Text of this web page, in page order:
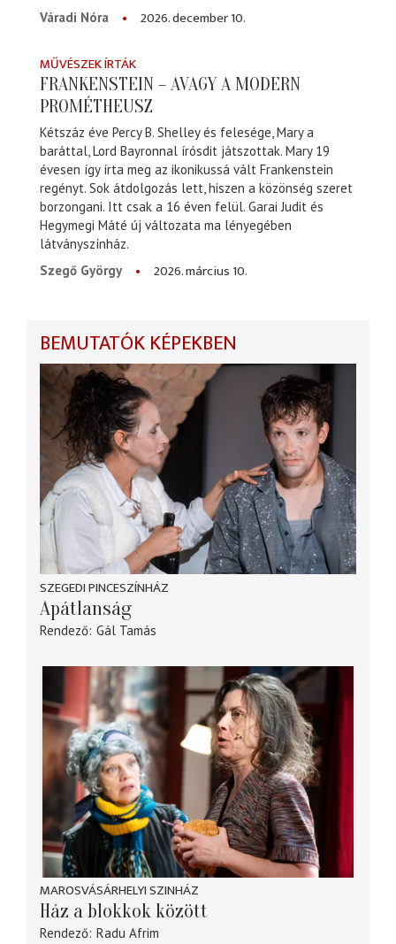
Váradi Nóra
2026. december 10.
MŰVÉSZEK ÍRTÁK
FRANKENSTEIN – AVAGY A MODERN
PROMÉTHEUSZ
Kétszáz éve Percy B. Shelley és felesége, Mary a
baráttal, Lord Bayronnal írósdit játszottak. Mary 19
évesen így írta meg az ikonikussá vált Frankenstein
regényt. Sok átdolgozás lett, hiszen a közönség szeret
borzongani. Itt csak a 16 éven felül. Garai Judit és
Hegymegi Máté új változata ma lényegében
látványszínház.
Szegő György
2026. március 10.
BEMUTATÓK KÉPEKBEN
SZEGEDI PINCESZÍNHÁZ
Apátlanság
Rendező Gál Tamás
MAROSVÁSÁRHELYI SZINHÁZ
Ház a blokkok között
Rendező Radu Afrim